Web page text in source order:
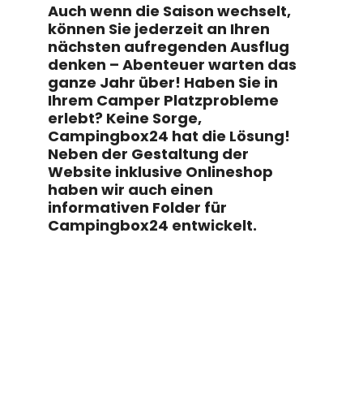
Auch wenn die Saison wechselt,
können Sie jederzeit an Ihren
nächsten aufregenden Ausflug
denken – Abenteuer warten das
ganze Jahr über! Haben Sie in
Ihrem Camper Platzprobleme
erlebt? Keine Sorge,
Campingbox24 hat die Lösung!
Neben der Gestaltung der
Website inklusive Onlineshop
haben wir auch einen
informativen Folder für
Campingbox24 entwickelt.